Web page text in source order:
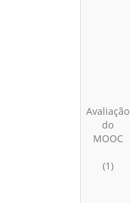
Avaliação
do
MOOC
(1)